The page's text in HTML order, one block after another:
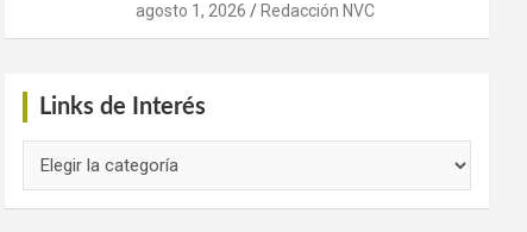
agosto 1, 2026 Redacción NVC
Links de Interés
de